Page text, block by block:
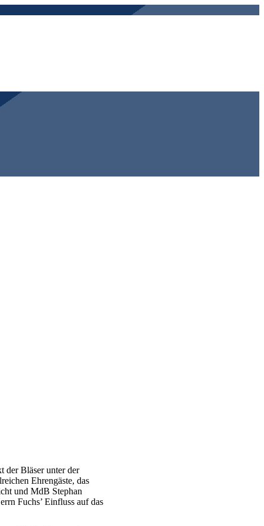
der Bläser unter der
Ehrengäste, das
und MdB Stephan
Fuchs’ Einfluss auf das